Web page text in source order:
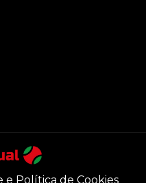
e Política de Cookies